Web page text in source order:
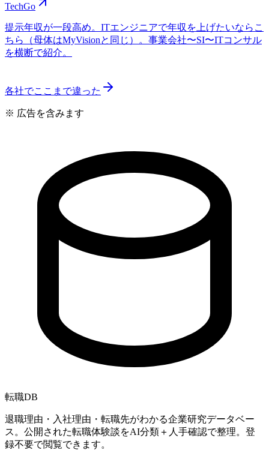
TechGo
提示年収が一段高め。ITエンジニアで年収を上げたいならこ
ちら（母体はMyVisionと同じ）。事業会社〜SI〜ITコンサル
を横断で紹介。
各社でここまで違った
※ 広告を含みます
転職DB
退職理由・入社理由・転職先がわかる企業研究データベー
ス。公開された転職体験談をAI分類＋人手確認で整理。登
録不要で閲覧できます。